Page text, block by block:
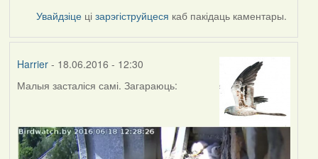
Увайдзіце цізарэгіструйцеся каб пакідаць каментары.
Harrier- 18.06.2016 - 12:30
Малыя засталіся самі. Загараюць: